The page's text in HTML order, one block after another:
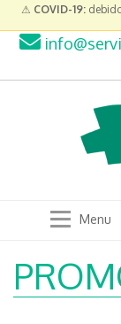
⚠ COVID-19:
Menu